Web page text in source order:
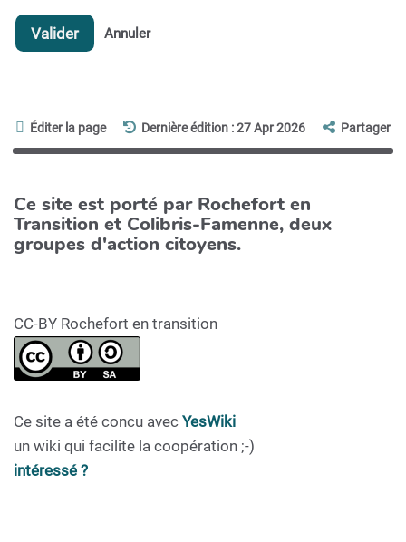
Valider Annuler
Éditer la page Dernière édition : 27 Apr 2026 Partager
Ce site est porté par Rochefort en
Transition et Colibris-Famenne, deux
groupes d'action citoyens.
CC-BY Rochefort en transition
Ce site a été concu avec YesWiki
un wiki qui facilite la coopération ;-)
intéressé ?